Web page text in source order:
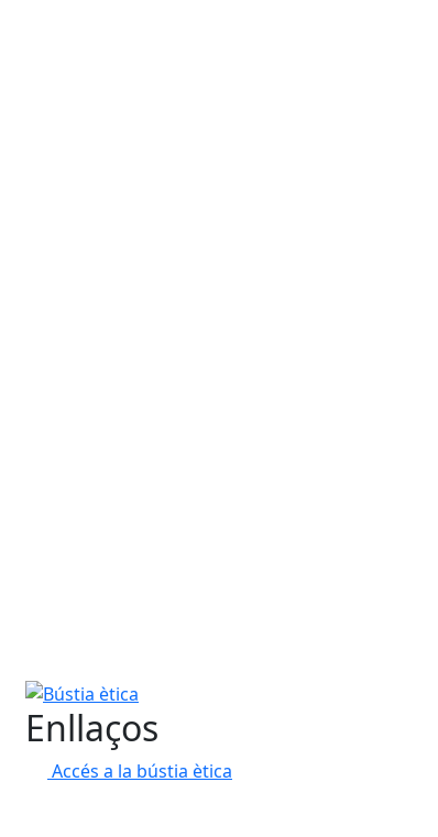
Bústia ètica
Enllaços
Accés a la bústia ètica